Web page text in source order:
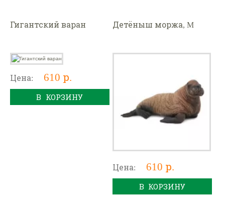
Гигантский варан
Цена: 610 р.
В КОРЗИНУ
Детёныш моржа, M
Цена: 610 р.
В КОРЗИНУ